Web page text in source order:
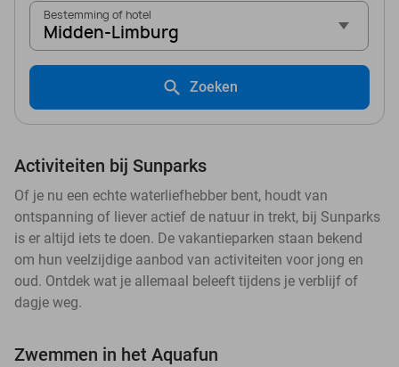
Bestemming of hotel
Midden-Limburg
Zoeken
Activiteiten bij Sunparks
Of je nu een echte waterliefhebber bent, houdt van
ontspanning of liever actief de natuur in trekt, bij Sunparks
is er altijd iets te doen. De vakantieparken staan bekend
om hun veelzijdige aanbod van activiteiten voor jong en
oud. Ontdek wat je allemaal beleeft tijdens je verblijf of
dagje weg.
Zwemmen in het Aquafun